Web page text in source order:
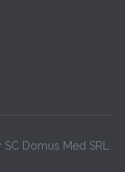
Domus Med SRL